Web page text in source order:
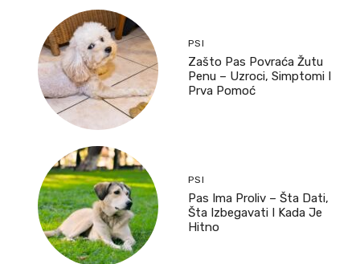
PSI
Zašto Pas Povraća Žutu
Penu – Uzroci, Simptomi I
Prva Pomoć
PSI
Pas Ima Proliv – Šta Dati,
Šta Izbegavati I Kada Je
Hitno